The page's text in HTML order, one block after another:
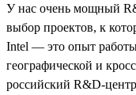
У нас очень мощный
выбор проектов, к
Intel — это опыт
географической и
российский R&D-